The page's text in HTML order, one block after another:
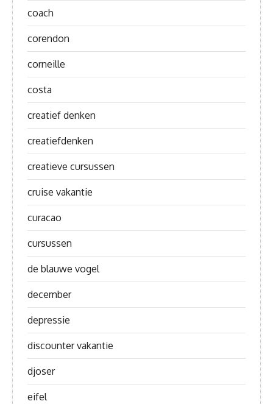
coach
corendon
corneille
costa
creatief denken
creatiefdenken
creatieve cursussen
cruise vakantie
curacao
cursussen
de blauwe vogel
december
depressie
discounter vakantie
djoser
eifel